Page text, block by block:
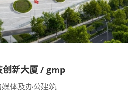
创新大厦 / gmp
体及办公建筑